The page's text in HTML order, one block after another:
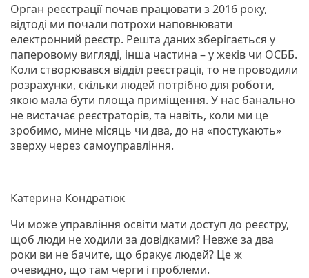
Орган реєстрації почав працювати з 2016 року,
відтоді ми почали потрохи наповнювати
електронний реєстр. Решта даних зберігається у
паперовому вигляді, інша частина – у жеків чи ОСББ.
Коли створювався відділ реєстрації, то не проводили
розрахунки, скільки людей потрібно для роботи,
якою мала бути площа приміщення. У нас банально
не вистачає реєстраторів, та навіть, коли ми це
зробимо, мине місяць чи два, до на «постукають»
зверху через самоуправління.
Катерина Кондратюк
Чи може управління освіти мати доступ до реєстру,
щоб люди не ходили за довідками? Невже за два
роки ви не бачите, що бракує людей? Це ж
очевидно, що там черги і проблеми.